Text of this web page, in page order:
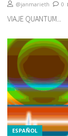
@janmarieth 0
VIAJE QUANTUM...
ESPAÑOL